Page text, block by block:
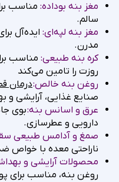
مغز بنه بوداده: مناسب
سالم.
مغز بنه لپه‌ای: ایده‌آل
مدرن.
کره بنه طبیعی: مناسب
روزت را تامین می‌کند
روغن بنه خالص:درمان
صنایع غذایی، آرایشی و
عرق و اسانس بنه:بوی
دارویی و عطرسازی.
صمغ و آدامس طبیعی
ناراحتی معده با خواص
محصولات آرایشی و
روغن بنه، مناسب